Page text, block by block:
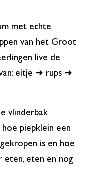
met echte
van het Groot
live de
eitje ➜ rups ➜
vlinderbak
piepklein een
is en hoe
eten, eten en nog